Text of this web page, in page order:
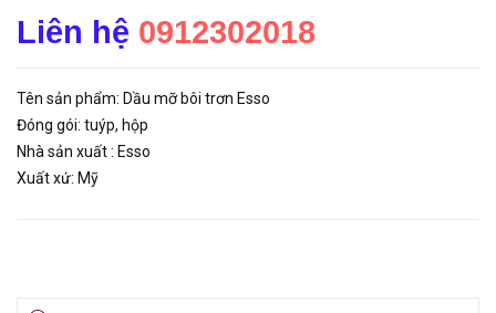
Liên hệ 0912302018
Tên sản phẩm: Dầu mỡ bôi trơn Esso
Đóng gói: tuýp, hộp
Nhà sản xuất : Esso
Xuất xứ: Mỹ